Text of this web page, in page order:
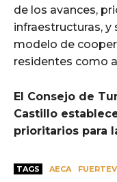
de los avances,
infraestructuras, y
modelo de
residentes como
El Consejo de
Castillo
prioritarios para
TAGS AECA